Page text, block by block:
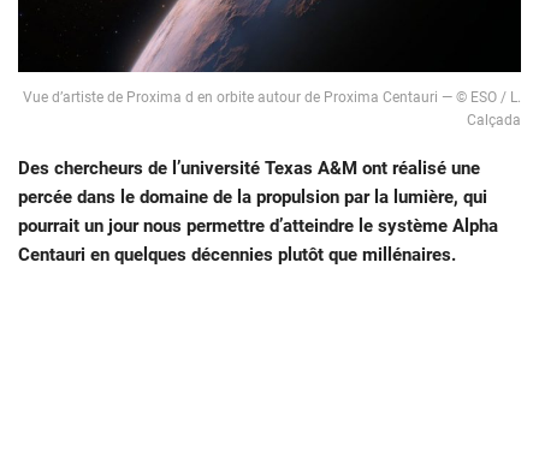
Vue d’artiste de Proxima d en orbite autour de Proxima Centauri — © ESO / L.
Calçada
Des chercheurs de l’université Texas A&M ont réalisé une
percée dans le domaine de la propulsion par la lumière, qui
pourrait un jour nous permettre d’atteindre le système Alpha
Centauri en quelques décennies plutôt que millénaires.